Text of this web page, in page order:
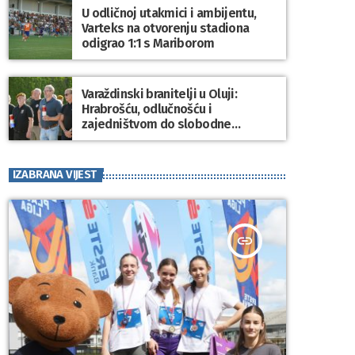
U odličnoj utakmici i ambijentu,
Varteks na otvorenju stadiona
odigrao 1:1 s Mariborom
Varaždinski branitelji u Oluji:
Hrabrošću, odlučnošću i
zajedništvom do slobodne
Hrvatske!
IZABRANA VIJEST
insert_link